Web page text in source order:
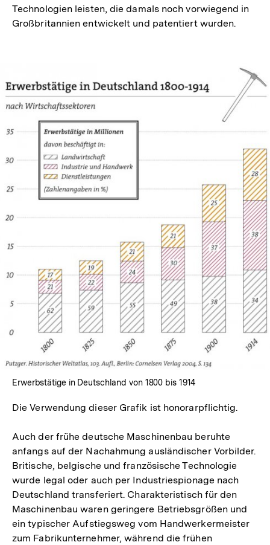
Technologien leisten, die damals noch vorwiegend in
Großbritannien entwickelt und patentiert wurden.
Lightbox
öffnen
Erwerbstätige in Deutschland von 1800 bis 1914
Die Verwendung dieser Grafik ist honorarpflichtig.
Auch der frühe deutsche Maschinenbau beruhte
anfangs auf der Nachahmung ausländischer Vorbilder.
Britische, belgische und französische Technologie
wurde legal oder auch per Industriespionage nach
Deutschland transferiert. Charakteristisch für den
Maschinenbau waren geringere Betriebsgrößen und
ein typischer Aufstiegsweg vom Handwerkermeister
zum Fabrikunternehmer, während die frühen